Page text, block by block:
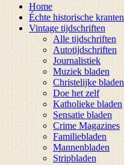
Home
Échte historische kranten
Vintage tijdschriften
Alle tijdschriften
Autotijdschriften
Journalistiek
Muziek bladen
Christelijke bladen
Doe het zelf
Katholieke bladen
Sensatie bladen
Crime Magazines
Familiebladen
Mannenbladen
Stripbladen